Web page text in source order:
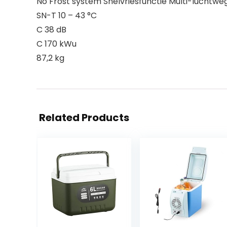
SN-T 10 – 43 °C
C 38 dB
C 170 kWu
87,2 kg
Related Products